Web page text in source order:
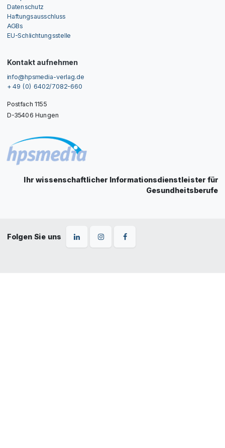
Datenschutz
Haftungsausschluss
AGBs
EU-Schlichtungsstelle
Kontakt aufnehmen
info@hpsmedia-verlag.de
+ 49 (0) 6402/7082-660
Postfach 1155
D-35406 Hungen
Ihr wissenschaftlicher Informationsdienstleister für
Gesundheitsberufe
Folgen Sie uns